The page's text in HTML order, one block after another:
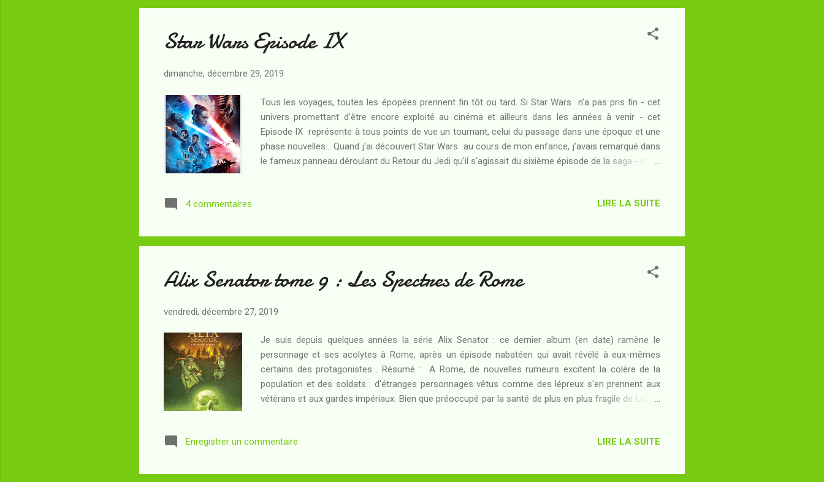
Star Wars Episode IX
dimanche, décembre 29, 2019
Tous les voyages, toutes les épopées prennent fin tôt ou tard. Si Star Wars n'a pas pris fin - cet
univers promettant d'être encore exploité au cinéma et ailleurs dans les années à venir - cet
Episode IX représente à tous points de vue un tournant, celui du passage dans une époque et une
phase nouvelles... Quand j'ai découvert Star Wars au cours de mon enfance, j'avais remarqué dans
le fameux panneau déroulant du Retour du Jedi qu'il s'agissait du sixième épisode de la saga - mais
de mon premier visionnage au cinéma de l' Episode I . L'arrivée à partir de 2015 de la postlogie Star
convient de regarder Star Wars devenai...
4 commentaires LIRE LA SUITE
Alix Senator tome 9 : Les Spectres de Rome
vendredi, décembre 27, 2019
Je suis depuis quelques années la série Alix Senator : ce dernier album (en date) ramène le
personnage et ses acolytes à Rome, après un épisode nabatéen qui avait révélé à eux-mêmes
certains des protagonistes... Résumé : A Rome, de nouvelles rumeurs excitent la colère de la
population et des soldats : d'étranges personnages vêtus comme des lépreux s'en prennent aux
vétérans et aux gardes impériaux. Bien que préoccupé par la santé de plus en plus fragile de Lidia -
qu'Auguste est harcelé par le nabatéen Syllaios déterminé à lui arracher un traité d'alliance, le
Maxima, l'horreur s'apprête à fondre sur Rome... Alix pourra-t-il sauver sa ville ? Le ti...
Enregistrer un commentaire LIRE LA SUITE